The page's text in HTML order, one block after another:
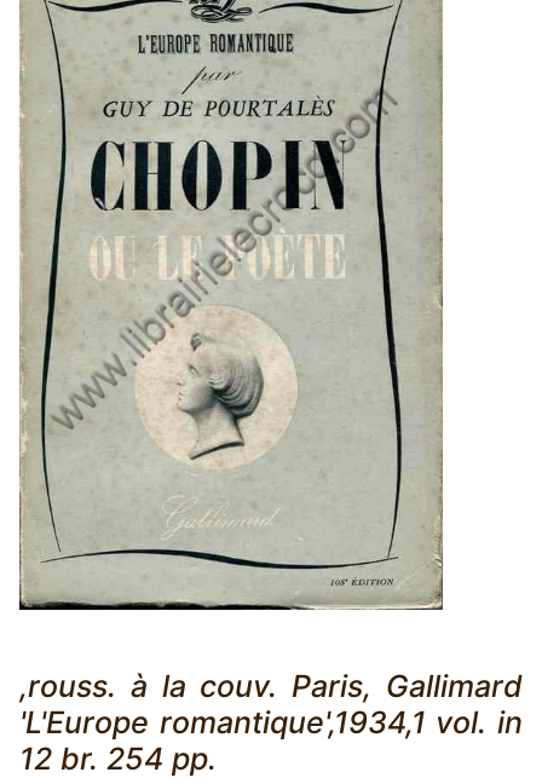
,rouss. à la couv. Paris, Gallimard
'L'Europe romantique',1934,1 vol. in
12 br. 254 pp.